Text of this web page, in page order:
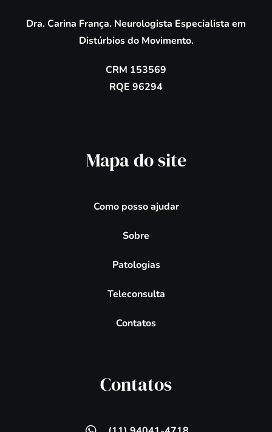
Dra. Carina França. Neurologista Especialista em
Distúrbios do Movimento.
CRM 153569
RQE 96294
Mapa do site
Como posso ajudar
Sobre
Patologias
Teleconsulta
Contatos
Contatos